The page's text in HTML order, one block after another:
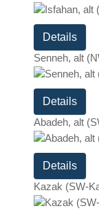
Details
Senneh, alt
Details
Abadeh, alt
Details
Kazak (SW-